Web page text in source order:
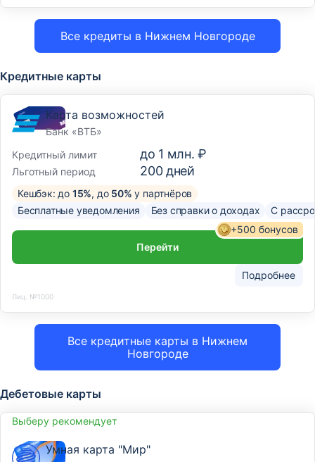
Все кредиты в Нижнем Новгороде
Кредитные карты
Все кредитные карты в Нижнем
Новгороде
Карта возможностей
Банк «ВТБ»
Кредитный лимит
до 1 млн. ₽
Льготный период 200дней
Кешбэк: до 15%, до 50% у партнёров
Бесплатные уведомления
Без справки о доходах С
Подробнее
+500 бонусов
Перейти
Лиц. №1000
Дебетовые карты
Выберу рекомендует
Умная карта "Мир"